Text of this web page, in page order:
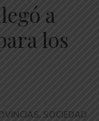
a
los
, SOCIEDAD